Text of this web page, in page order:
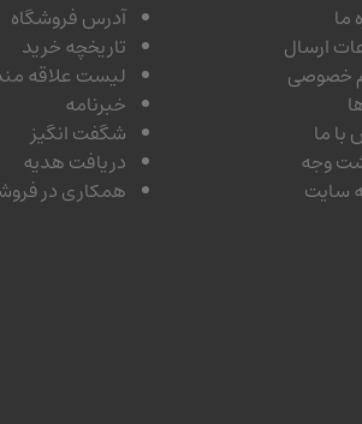
ما
ارسال
خصوصی
ما
وجه
سایت
آدرس فروشگاه
تاریخچه خرید
لیست علاقه
خبرنامه
شگفت انگیز
دریافت هدیه
همکاری در